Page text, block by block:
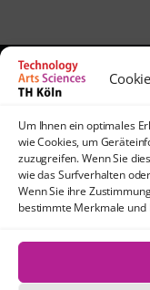
Um Ihnen ein optimales
wie Cookies, um
zuzugreifen. Wenn Sie
wie das Surfverhalten
Wenn Sie ihre
bestimmte Merkmale